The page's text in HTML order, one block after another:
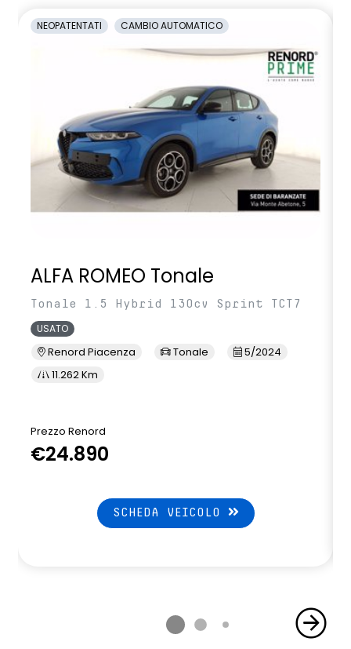
Sistema avanzato di rilevamento stato di vigilanza del
conducente con telecamera
Sistema di controllo della pressione pneumatici
Vetri posteriori e lunotto scuri
Volante regolabile in altezza e profondita'
Volante soft feel con comandi per ISA
NEOPATENTATI CAMBIO AUTOMATICO
ALFA ROMEO Tonale
Tonale 1.5 Hybrid 130cv Sprint TCT7
USATO
Renord Piacenza Tonale
5/2024
11.262 Km
Prezzo Renord
€24.890
SCHEDA VEICOLO